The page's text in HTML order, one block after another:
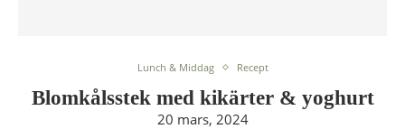
Lunch & Middag Recept
Blomkålsstek med kikärter & yoghurt
20 mars, 2024